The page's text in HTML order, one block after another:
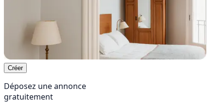
Créer
Déposez une annonce
gratuitement